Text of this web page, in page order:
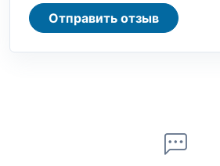
Отправить отзыв